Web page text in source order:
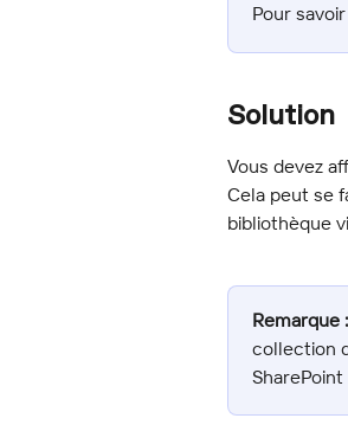
Pour
Solution
Vous devez
Cela peut se
bibliothèque
Remarque :
collection